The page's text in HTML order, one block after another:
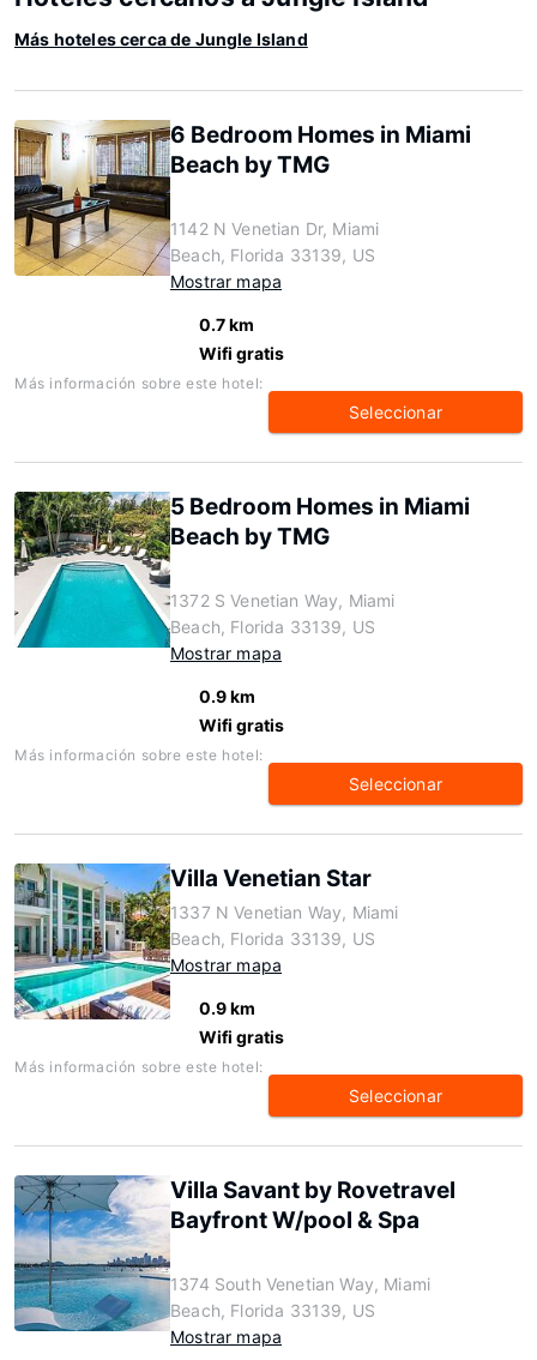
Más hoteles cerca de Jungle Island
6 Bedroom Homes in Miami
Beach by TMG
1142 N Venetian Dr, Miami
Beach, Florida 33139, US
Mostrar mapa
0.7 km
Wifi gratis
Más información sobre este hotel:
Seleccionar
5 Bedroom Homes in Miami
Beach by TMG
1372 S Venetian Way, Miami
Beach, Florida 33139, US
Mostrar mapa
0.9 km
Wifi gratis
Más información sobre este hotel:
Seleccionar
Villa Venetian Star
1337 N Venetian Way, Miami
Beach, Florida 33139, US
Mostrar mapa
0.9 km
Wifi gratis
Más información sobre este hotel:
Seleccionar
Villa Savant by Rovetravel
Bayfront W/pool & Spa
1374 South Venetian Way, Miami
Beach, Florida 33139, US
Mostrar mapa